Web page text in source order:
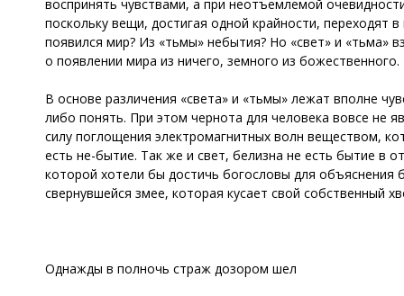
воспринять чувствами, а при неотъемлемой
поскольку вещи, достигая одной крайности, переходят
появился мир? Из «тьмы» небытия? Но «свет» и
о появлении мира из ничего, земного из божественного.
В основе различения «света» и «тьмы» лежат вполне
либо понять. При этом чернота для человека вовсе не
силу поглощения электромагнитных волн веществом,
есть не-бытие. Так же и свет, белизна не есть бытие в
которой хотели бы достичь богословы для объяснения
свернувшейся змее, которая кусает свой собственный
Однажды в полночь страж дозором шел